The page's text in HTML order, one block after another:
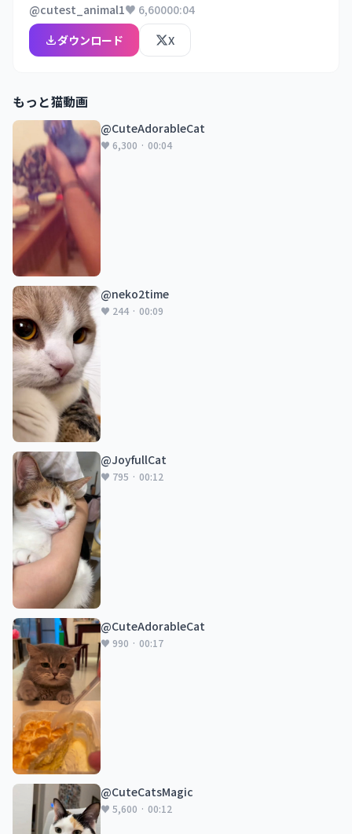
@cutest_animal1♥ 6,60000:04
ダウンロード
X
もっと猫動画
@CuteAdorableCat
♥ 6,300 · 00:04
@neko2time
♥ 244 · 00:09
@JoyfullCat
♥ 795 · 00:12
@CuteAdorableCat
♥ 990 · 00:17
@CuteCatsMagic
♥ 5,600 · 00:12